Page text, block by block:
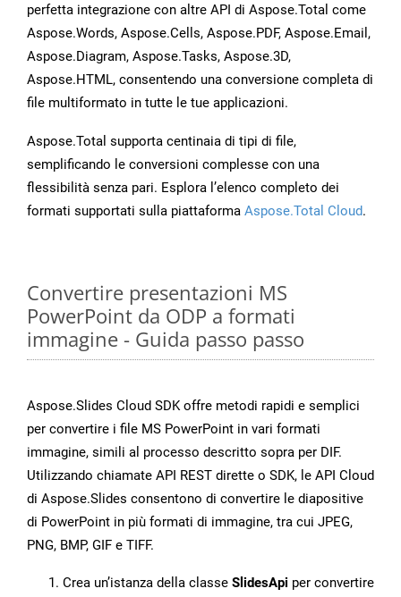
perfetta integrazione con altre API di Aspose.Total come
Aspose.Words, Aspose.Cells, Aspose.PDF, Aspose.Email,
Aspose.Diagram, Aspose.Tasks, Aspose.3D,
Aspose.HTML, consentendo una conversione completa di
file multiformato in tutte le tue applicazioni.
Aspose.Total supporta centinaia di tipi di file,
semplificando le conversioni complesse con una
flessibilità senza pari. Esplora l’elenco completo dei
formati supportati sulla piattaforma Aspose.Total Cloud.
Convertire presentazioni MS
PowerPoint da ODP a formati
immagine - Guida passo passo
Aspose.Slides Cloud SDK offre metodi rapidi e semplici
per convertire i file MS PowerPoint in vari formati
immagine, simili al processo descritto sopra per DIF.
Utilizzando chiamate API REST dirette o SDK, le API Cloud
di Aspose.Slides consentono di convertire le diapositive
di PowerPoint in più formati di immagine, tra cui JPEG,
PNG, BMP, GIF e TIFF.
Crea un’istanza della classe SlidesApi per convertire